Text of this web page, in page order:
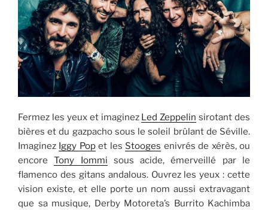
Fermez les yeux et imaginez Led Zeppelin sirotant des
bières et du gazpacho sous le soleil brûlant de Séville.
Imaginez Iggy Popet les Stooges enivrés de xérès, ou
encoreTony Iommi sous acide, émerveillé par le
flamenco des gitans andalous. Ouvrez les yeux : cette
vision existe, et elle porte un nom aussi extravagant
que sa musique, Derby Motoreta’s Burrito Kachimba